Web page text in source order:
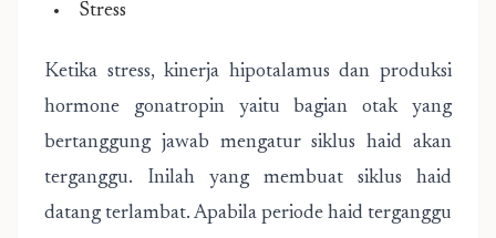
Stress
Ketika stress, kinerja hipotalamus dan produksi
hormone gonatropin yaitu bagian otak yang
bertanggung jawab mengatur siklus haid akan
terganggu. Inilah yang membuat siklus haid
datang terlambat. Apabila periode haid terganggu